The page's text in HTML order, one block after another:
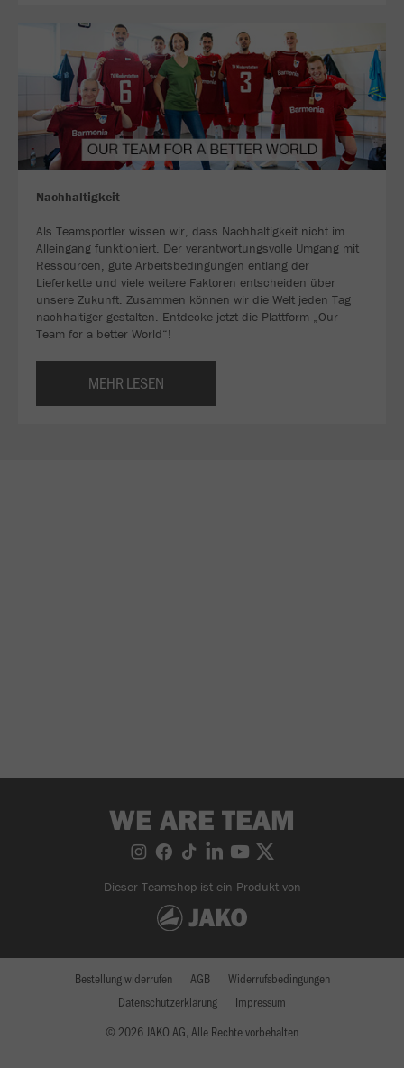
Nachhaltigkeit
Als Teamsportler wissen wir, dass Nachhaltigkeit nicht im
Alleingang funktioniert. Der verantwortungsvolle Umgang mit
Ressourcen, gute Arbeitsbedingungen entlang der
Lieferkette und viele weitere Faktoren entscheiden über
unsere Zukunft. Zusammen können wir die Welt jeden Tag
nachhaltiger gestalten. Entdecke jetzt die Plattform „Our
Team for a better World“!
MEHR LESEN
WE ARE TEAM
Dieser Teamshop ist ein Produkt von
© 2026 JAKO AG, Alle Rechte vorbehalten
Bestellung widerrufen AGB
Widerrufsbedingungen
Datenschutzerklärung
Impressum